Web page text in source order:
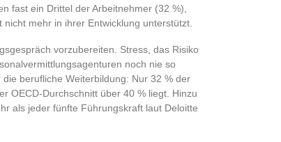
fast ein Drittel der Arbeitnehmer (32 %),
mehr in ihrer Entwicklung unterstützt.
vorzubereiten. Stress, das Risiko
noch nie so
berufliche Weiterbildung: Nur 32 % der
OECD-Durchschnitt über 40 % liegt. Hinzu
als jeder fünfte Führungskraft laut Deloitte